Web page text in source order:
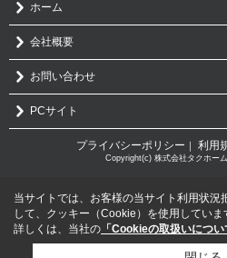
ホーム
会社概要
お問い合わせ
PCサイト
プライバシーポリシー ｜ 利用
Copyright(c) 株式会社タクホー
当サイトでは、お客様の当サイト利用状況
して、クッキー（Cookie）を使用していま
詳しくは、当社の 「Cookieの取扱いについ